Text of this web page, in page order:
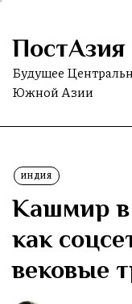
Skip
the
content
ПостАзия
Будущее
Южной Азии
ИНДИЯ
Кашмир в
как
вековые